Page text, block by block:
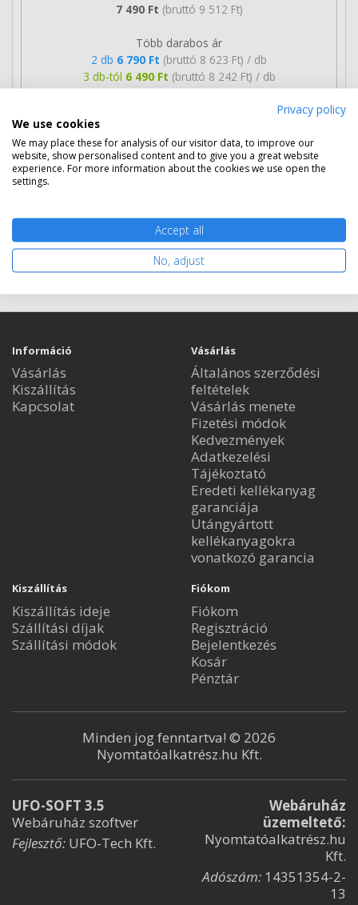
7 490 Ft (bruttó 9 512 Ft)
Több darabos ár
2 db 6 790 Ft (bruttó 8 623 Ft) / db
3 db-tól 6 490 Ft (bruttó 8 242 Ft) / db
Ingyenes szállítás
Nem rendelhető
Információ
Vásárlás
Kiszállítás
Kapcsolat
Vásárlás
Általános szerződési
feltételek
Vásárlás menete
Fizetési módok
Kedvezmények
Adatkezelési
Tájékoztató
Eredeti kellékanyag
garanciája
Utángyártott
kellékanyagokra
vonatkozó garancia
Kiszállítás
Kiszállítás ideje
Szállítási díjak
Szállítási módok
Fiókom
Fiókom
Regisztráció
Bejelentkezés
Kosár
Pénztár
Minden jog fenntartva! © 2026
Nyomtatóalkatrész.hu Kft.
UFO-SOFT 3.5
Webáruház szoftver
Fejlesztő: UFO-Tech Kft.
Webáruház
üzemeltető:
Nyomtatóalkatrész.hu
Kft.
Adószám: 14351354-2-
13
Privacy policy
We use cookies
We may place these for analysis of our visitor data, to improve our
website, show personalised content and to give you a great website
experience. For more information about the cookies we use open the
settings.
Accept all
No, adjust